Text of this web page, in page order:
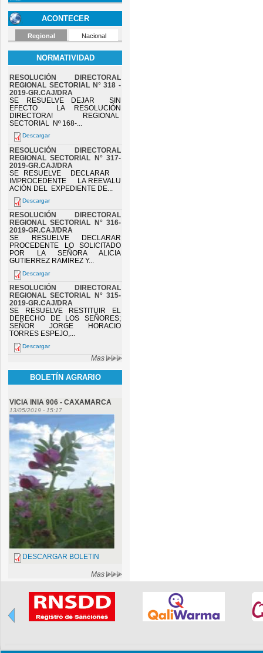
ACONTECER
Regional Nacional
NORMATIVIDAD
RESOLUCIÓN DIRECTORAL
REGIONAL SECTORIAL N° 318 -
2019-GR.CAJ/DRA
SE RESUELVE DEJAR SIN
EFECTO LA RESOLUCIÓN
DIRECTORA! REGIONAL
SECTORIAL Nº 168-...
Descargar
RESOLUCIÓN DIRECTORAL
REGIONAL SECTORIAL N° 317-
2019-GR.CAJ/DRA
SE RESUELVE DECLARAR
IMPROCEDENTE LA REEVALU
ACIÓN DEL EXPEDIENTE DE...
Descargar
RESOLUCIÓN DIRECTORAL
REGIONAL SECTORIAL N° 316-
2019-GR.CAJ/DRA
SE RESUELVE DECLARAR
PROCEDENTE LO SOLICITADO
POR LA SEÑORA ALICIA
GUTIERREZ RAMIREZ Y...
Descargar
RESOLUCIÓN DIRECTORAL
REGIONAL SECTORIAL N° 315-
2019-GR.CAJ/DRA
SE RESUELVE RESTITUIR EL
DERECHO DE LOS SEÑORES;
SEÑOR JORGE HORACIO
TORRES ESPEJO,...
Descargar
Mas
BOLETÍN AGRARIO
VICIA INIA 906 - CAXAMARCA
13/05/2019 - 15:17
DESCARGAR BOLETIN
Mas